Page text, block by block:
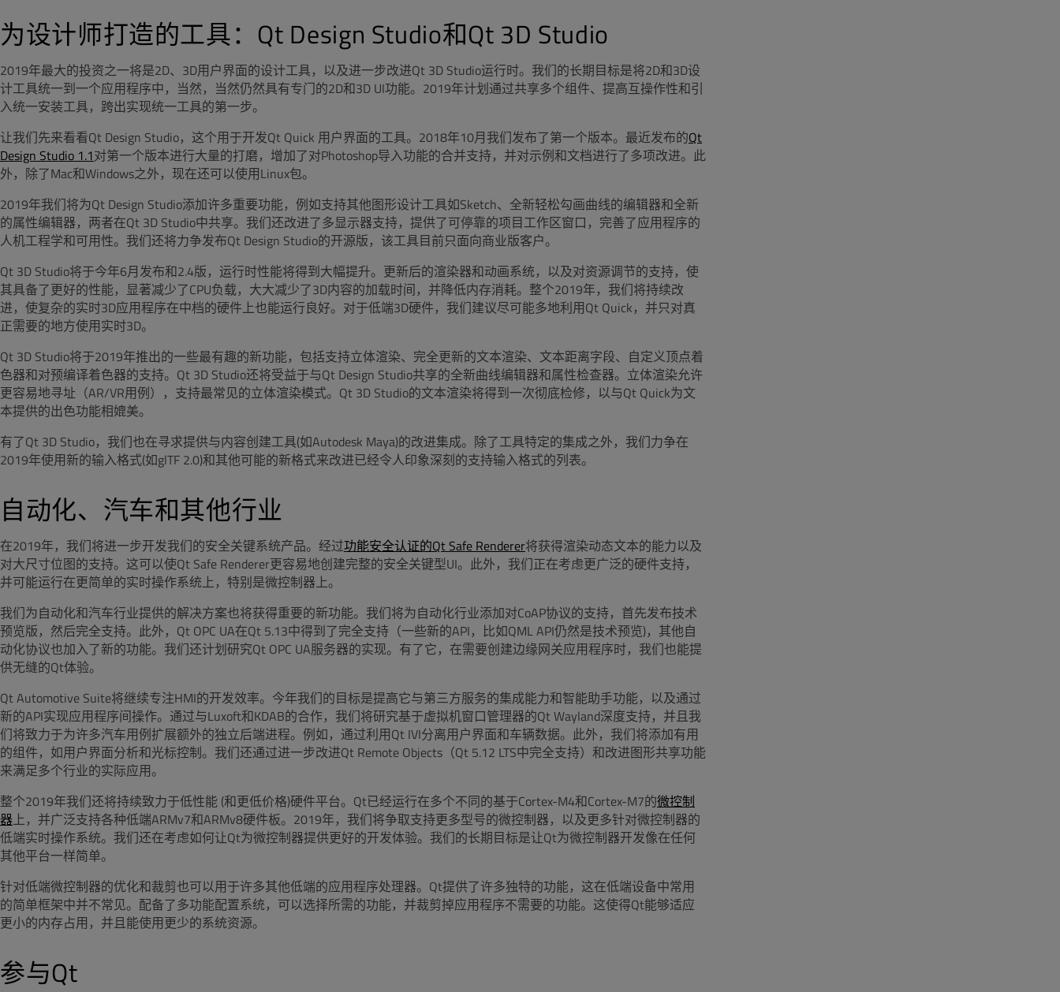
为设计师打造的工具：Qt Design Studio和Qt 3D Studio
2019年最大的投资之一将是2D、3D用户界面的设计工具，以及进一步改进Qt 3D Studio运行时。我们的长期目标是将2D和3D设
计工具统一到一个应用程序中，当然，当然仍然具有专门的2D和3D UI功能。2019年计划通过共享多个组件、提高互操作性和引
入统一安装工具，跨出实现统一工具的第一步。
让我们先来看看Qt Design Studio，这个用于开发Qt Quick 用户界面的工具。2018年10月我们发布了第一个版本。最近发布的Qt
Design Studio 1.1对第一个版本进行大量的打磨，增加了对Photoshop导入功能的合并支持，并对示例和文档进行了多项改进。此
外，除了Mac和Windows之外，现在还可以使用Linux包。
2019年我们将为Qt Design Studio添加许多重要功能，例如支持其他图形设计工具如Sketch、全新轻松勾画曲线的编辑器和全新
的属性编辑器，两者在Qt 3D Studio中共享。我们还改进了多显示器支持，提供了可停靠的项目工作区窗口，完善了应用程序的
人机工程学和可用性。我们还将力争发布Qt Design Studio的开源版，该工具目前只面向商业版客户。
Qt 3D Studio将于今年6月发布和2.4版，运行时性能将得到大幅提升。更新后的渲染器和动画系统，以及对资源调节的支持，使
其具备了更好的性能，显著减少了CPU负载，大大减少了3D内容的加载时间，并降低内存消耗。整个2019年，我们将持续改
进，使复杂的实时3D应用程序在中档的硬件上也能运行良好。对于低端3D硬件，我们建议尽可能多地利用Qt Quick，并只对真
正需要的地方使用实时3D。
Qt 3D Studio将于2019年推出的一些最有趣的新功能，包括支持立体渲染、完全更新的文本渲染、文本距离字段、自定义顶点着
色器和对预编译着色器的支持。Qt 3D Studio还将受益于与Qt Design Studio共享的全新曲线编辑器和属性检查器。立体渲染允许
更容易地寻址（AR/VR用例），支持最常见的立体渲染模式。Qt 3D Studio的文本渲染将得到一次彻底检修，以与Qt Quick为文
本提供的出色功能相媲美。
有了Qt 3D Studio，我们也在寻求提供与内容创建工具(如Autodesk Maya)的改进集成。除了工具特定的集成之外，我们力争在
2019年使用新的输入格式(如glTF 2.0)和其他可能的新格式来改进已经令人印象深刻的支持输入格式的列表。
自动化、汽车和其他行业
在2019年，我们将进一步开发我们的安全关键系统产品。经过功能安全认证的Qt Safe Renderer将获得渲染动态文本的能力以及
对大尺寸位图的支持。这可以使Qt Safe Renderer更容易地创建完整的安全关键型UI。此外，我们正在考虑更广泛的硬件支持，
并可能运行在更简单的实时操作系统上，特别是微控制器上。
我们为自动化和汽车行业提供的解决方案也将获得重要的新功能。我们将为自动化行业添加对CoAP协议的支持，首先发布技术
预览版，然后完全支持。此外，Qt OPC UA在Qt 5.13中得到了完全支持（一些新的API，比如QML API仍然是技术预览)，其他自
动化协议也加入了新的功能。我们还计划研究Qt OPC UA服务器的实现。有了它，在需要创建边缘网关应用程序时，我们也能提
供无缝的Qt体验。
Qt Automotive Suite将继续专注HMI的开发效率。今年我们的目标是提高它与第三方服务的集成能力和智能助手功能，以及通过
新的API实现应用程序间操作。通过与Luxoft和KDAB的合作，我们将研究基于虚拟机窗口管理器的Qt Wayland深度支持，并且我
们将致力于为许多汽车用例扩展额外的独立后端进程。例如，通过利用Qt IVI分离用户界面和车辆数据。此外，我们将添加有用
的组件，如用户界面分析和光标控制。我们还通过进一步改进Qt Remote Objects（Qt 5.12 LTS中完全支持）和改进图形共享功能
来满足多个行业的实际应用。
整个2019年我们还将持续致力于低性能 (和更低价格)硬件平台。Qt已经运行在多个不同的基于Cortex-M4和Cortex-M7的微控制
器上，并广泛支持各种低端ARMv7和ARMv8硬件板。2019年，我们将争取支持更多型号的微控制器，以及更多针对微控制器的
低端实时操作系统。我们还在考虑如何让Qt为微控制器提供更好的开发体验。我们的长期目标是让Qt为微控制器开发像在任何
其他平台一样简单。
针对低端微控制器的优化和裁剪也可以用于许多其他低端的应用程序处理器。Qt提供了许多独特的功能，这在低端设备中常用
的简单框架中并不常见。配备了多功能配置系统，可以选择所需的功能，并裁剪掉应用程序不需要的功能。这使得Qt能够适应
更小的内存占用，并且能使用更少的系统资源。
参与Qt